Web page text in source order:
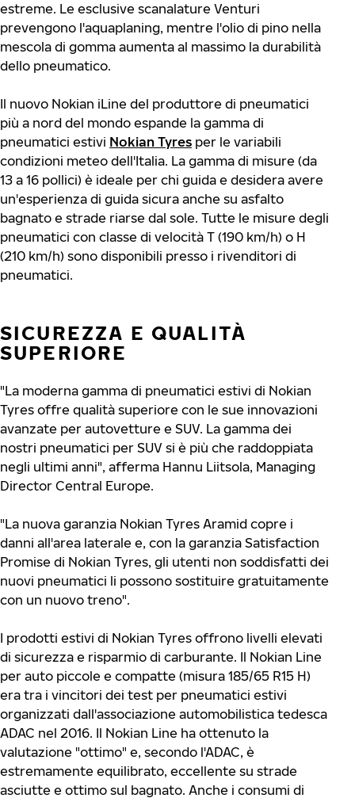
estreme. Le esclusive scanalature Venturi
prevengono l'aquaplaning, mentre l'olio di pino nella
mescola di gomma aumenta al massimo la durabilità
dello pneumatico.
Il nuovo Nokian iLine del produttore di pneumatici
più a nord del mondo espande la gamma di
pneumatici estivi Nokian Tyres per le variabili
condizioni meteo dell'Italia. La gamma di misure (da
13 a 16 pollici) è ideale per chi guida e desidera avere
un'esperienza di guida sicura anche su asfalto
bagnato e strade riarse dal sole. Tutte le misure degli
pneumatici con classe di velocità T (190 km/h) o H
(210 km/h) sono disponibili presso i rivenditori di
pneumatici.
SICUREZZA E QUALITÀ
SUPERIORE
"La moderna gamma di pneumatici estivi di Nokian
Tyres offre qualità superiore con le sue innovazioni
avanzate per autovetture e SUV. La gamma dei
nostri pneumatici per SUV si è più che raddoppiata
negli ultimi anni", afferma Hannu Liitsola, Managing
Director Central Europe.
"La nuova garanzia Nokian Tyres Aramid copre i
danni all'area laterale e, con la garanzia Satisfaction
Promise di Nokian Tyres, gli utenti non soddisfatti dei
nuovi pneumatici li possono sostituire gratuitamente
con un nuovo treno".
I prodotti estivi di Nokian Tyres offrono livelli elevati
di sicurezza e risparmio di carburante. Il Nokian Line
per auto piccole e compatte (misura 185/65 R15 H)
era tra i vincitori dei test per pneumatici estivi
organizzati dall'associazione automobilistica tedesca
ADAC nel 2016. Il Nokian Line ha ottenuto la
valutazione "ottimo" e, secondo l'ADAC, è
estremamente equilibrato, eccellente su strade
asciutte e ottimo sul bagnato. Anche i consumi di